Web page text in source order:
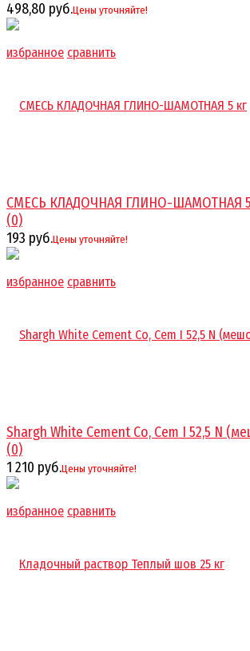
избранное сравнить
498,80 руб.Цены уточняйте!
избранное сравнить
СМЕСЬ КЛАДОЧНАЯ ГЛИНО-ШАМОТНАЯ
(0)
193 руб.Цены уточняйте!
избранное сравнить
Shargh White Cement Co, Cem I 52,5 N
(0)
1 210 руб.Цены уточняйте!